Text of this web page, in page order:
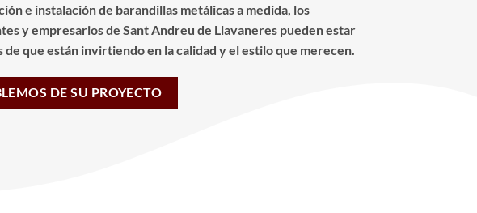
e instalación de barandillas metálicas a medida, los
y empresarios de Sant Andreu de Llavaneres pueden estar
de que están invirtiendo en la calidad y el estilo que merecen.
DE SU PROYECTO